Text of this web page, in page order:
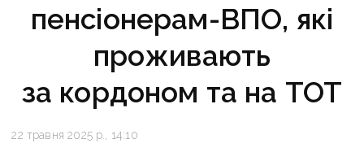
пенсіонерам-ВПО, які
проживають
за кордоном та на ТОТ
22 травня 2025 р., 14:10